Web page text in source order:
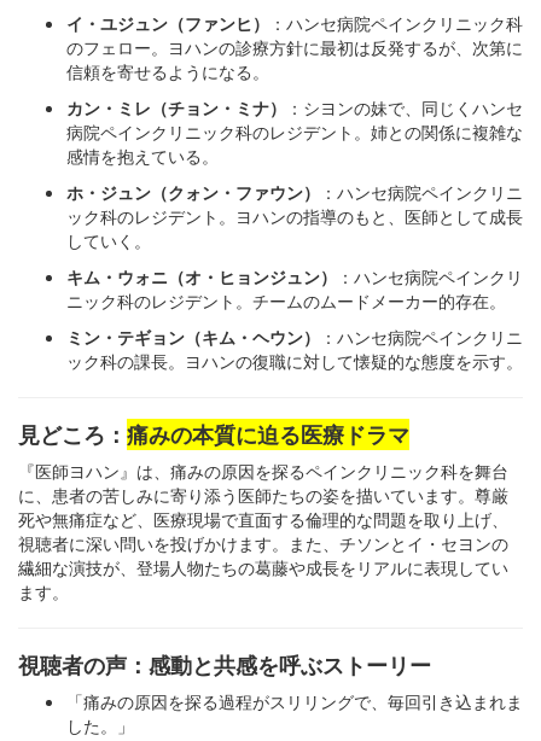
イ・ユジュン（ファンヒ）
：ハンセ病院ペインクリニック科
のフェロー。ヨハンの診療方針に最初は反発するが、次第に
信頼を寄せるようになる。
カン・ミレ（チョン・ミナ）
：シヨンの妹で、同じくハンセ
病院ペインクリニック科のレジデント。姉との関係に複雑な
感情を抱えている。
ホ・ジュン（クォン・ファウン）
：ハンセ病院ペインクリニ
ック科のレジデント。ヨハンの指導のもと、医師として成長
していく。
キム・ウォニ（オ・ヒョンジュン）
：ハンセ病院ペインクリ
ニック科のレジデント。チームのムードメーカー的存在。
ミン・テギョン（キム・ヘウン）
：ハンセ病院ペインクリニ
ック科の課長。ヨハンの復職に対して懐疑的な態度を示す。
見どころ： 痛みの本質に迫る医療ドラマ
『医師ヨハン』は、痛みの原因を探るペインクリニック科を舞台
に、患者の苦しみに寄り添う医師たちの姿を描いています。尊厳
死や無痛症など、医療現場で直面する倫理的な問題を取り上げ、
視聴者に深い問いを投げかけます。また、チソンとイ・セヨンの
繊細な演技が、登場人物たちの葛藤や成長をリアルに表現してい
ます。
視聴者の声：感動と共感を呼ぶストーリー
「痛みの原因を探る過程がスリリングで、毎回引き込まれま
した。」